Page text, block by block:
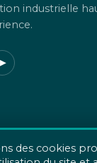
industrielle
des cookies